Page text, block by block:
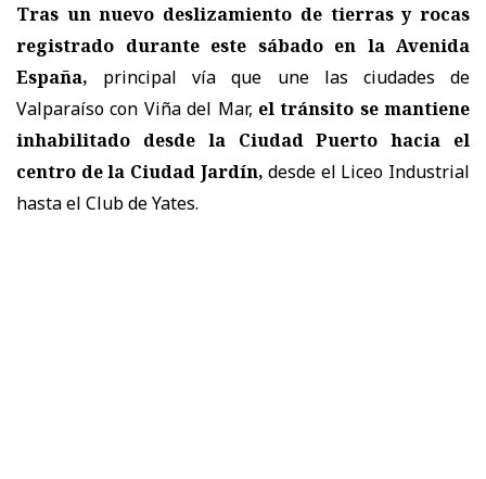
Tras un nuevo deslizamiento de tierras y rocas
registrado durante este sábado en la Avenida
España, principal vía que une las ciudades de
Valparaíso con Viña del Mar, el tránsito se mantiene
inhabilitado desde la Ciudad Puerto hacia el
centro de la Ciudad Jardín, desde el Liceo Industrial
hasta el Club de Yates.